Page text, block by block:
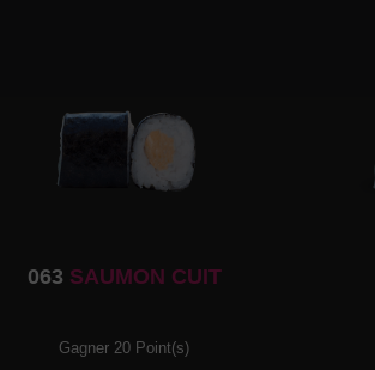
063 SAUMON CUIT
Gagner 20 Point(s)